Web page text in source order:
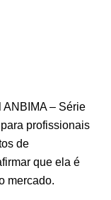
– Série
profissionais
de
que ela é
mercado.